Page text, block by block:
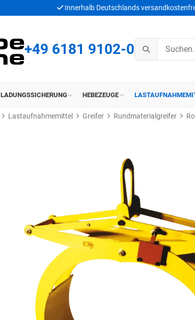
Innerhalb Deutschlands
+49 6181 9102-0
LADUNGSSICHERUNG HEBEZEUGE
Lastaufnahmemittel Greifer Rundmaterialgreifer